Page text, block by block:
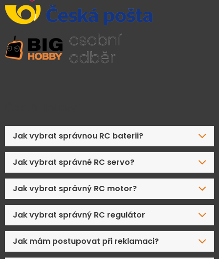
Jak vybrat správnou RC baterii?
Jak vybrat správné RC servo?
Jak vybrat správný RC motor?
Jak vybrat správný RC regulátor
Jak mám postupovat při reklamaci?